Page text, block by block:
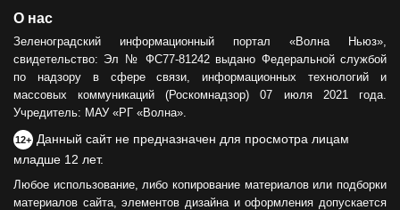
О нас
Зеленоградский информационный портал «Волна Ньюз»,
свидетельство: Эл № ФС77-81242 выдано Федеральной службой
по надзору в сфере связи, информационных технологий и
массовых коммуникаций (Роскомнадзор) 07 июля 2021 года.
Учредитель: МАУ «РГ «Волна».
12+ Данный сайт не предназначен для просмотра лицам
младше 12 лет.
Любое использование, либо копирование материалов или подборки
материалов сайта, элементов дизайна и оформления допускается